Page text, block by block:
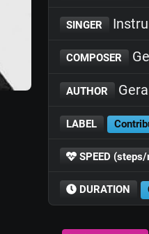
SINGER
COMPOSER
AUTHOR
LABEL
SPEED
DURATION